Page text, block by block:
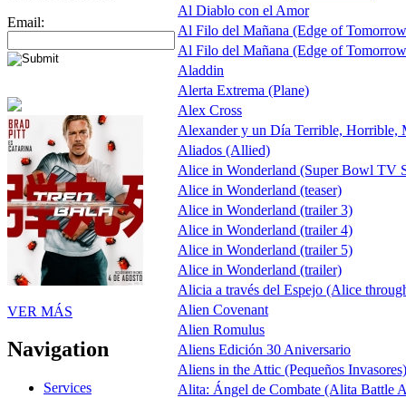
Email:
VER MÁS
Navigation
Services
Al Diablo con el Amor
Al Filo del Mañana (Edge of
Al Filo del Mañana (Edge of
Aladdin
Alerta Extrema (Plane)
Alex Cross
Alexander y un Día Terrible, Horrible,
Aliados (Allied)
Alice in Wonderland (Super Bowl TV
Alice in Wonderland (teaser)
Alice in Wonderland (trailer 3)
Alice in Wonderland (trailer 4)
Alice in Wonderland (trailer 5)
Alice in Wonderland (trailer)
Alicia a través del Espejo (Alice
Alien Covenant
Alien Romulus
Aliens Edición 30 Aniversario
Aliens in the Attic (Pequeños Invasores)
Alita: Ángel de Combate (Alita Battle